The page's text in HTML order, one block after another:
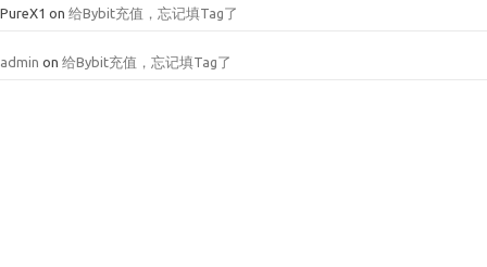
PureX1 on 给Bybit充值，忘记填Tag了
admin on 给Bybit充值，忘记填Tag了